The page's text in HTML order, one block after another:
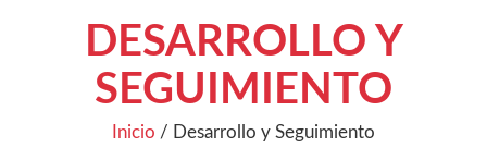
DESARROLLO Y
SEGUIMIENTO
Inicio / Desarrollo y Seguimiento